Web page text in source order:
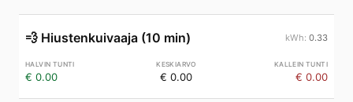
💨 Hiustenkuivaaja (10 min) 0.33
€ 0.00 € 0.00 € 0.00